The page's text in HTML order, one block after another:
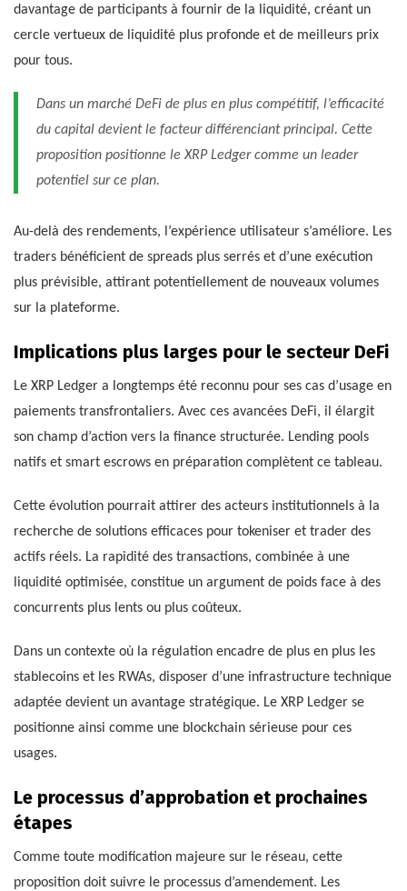
davantage de participants à fournir de la liquidité, créant un
cercle vertueux de liquidité plus profonde et de meilleurs prix
pour tous.
Dans un marché DeFi de plus en plus compétitif, l’efficacité
du capital devient le facteur différenciant principal. Cette
proposition positionne le XRP Ledger comme un leader
potentiel sur ce plan.
Au-delà des rendements, l’expérience utilisateur s’améliore. Les
traders bénéficient de spreads plus serrés et d’une exécution
plus prévisible, attirant potentiellement de nouveaux volumes
sur la plateforme.
Implications plus larges pour le secteur DeFi
Le XRP Ledger a longtemps été reconnu pour ses cas d’usage en
paiements transfrontaliers. Avec ces avancées DeFi, il élargit
son champ d’action vers la finance structurée. Lending pools
natifs et smart escrows en préparation complètent ce tableau.
Cette évolution pourrait attirer des acteurs institutionnels à la
recherche de solutions efficaces pour tokeniser et trader des
actifs réels. La rapidité des transactions, combinée à une
liquidité optimisée, constitue un argument de poids face à des
concurrents plus lents ou plus coûteux.
Dans un contexte où la régulation encadre de plus en plus les
stablecoins et les RWAs, disposer d’une infrastructure technique
adaptée devient un avantage stratégique. Le XRP Ledger se
positionne ainsi comme une blockchain sérieuse pour ces
usages.
Le processus d’approbation et prochaines
étapes
Comme toute modification majeure sur le réseau, cette
proposition doit suivre le processus d’amendement. Les